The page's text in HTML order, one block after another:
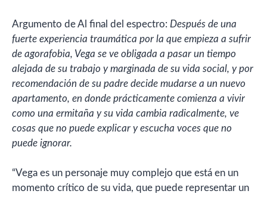
Argumento de Al final del espectro: Después de una
fuerte experiencia traumática por la que empieza a sufrir
de agorafobia, Vega se ve obligada a pasar un tiempo
alejada de su trabajo y marginada de su vida social, y por
recomendación de su padre decide mudarse a un nuevo
apartamento, en donde prácticamente comienza a vivir
como una ermitaña y su vida cambia radicalmente, ve
cosas que no puede explicar y escucha voces que no
puede ignorar.
“Vega es un personaje muy complejo que está en un
momento crítico de su vida, que puede representar un